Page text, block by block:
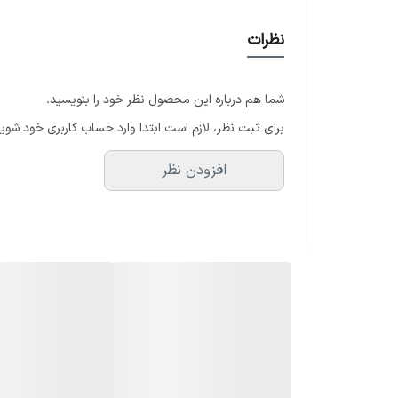
نظرات
شما هم درباره این محصول نظر خود را بنویسید.
برای ثبت نظر، لازم است ابتدا وارد حساب کاربری خود
افزودن نظر